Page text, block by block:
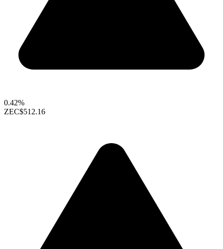
0.42%
ZEC$512.16